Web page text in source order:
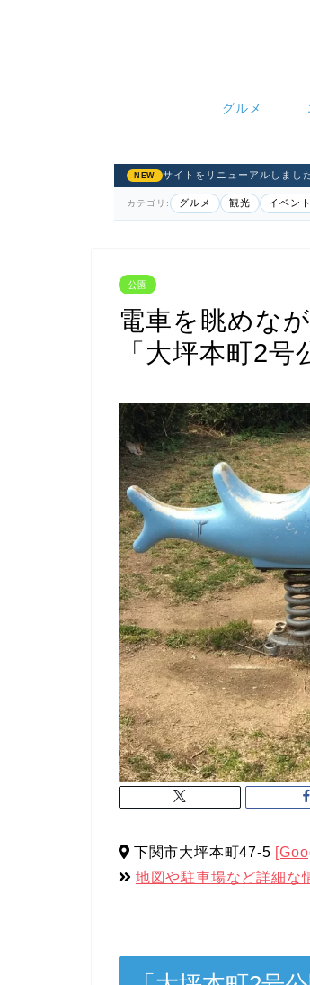
グルメ
NEW サイトをリニューアルしまし
カテゴリ: グルメ 観光 イベント
公園
電車を眺めな
「大坪本町2号
下関市大坪本町47-5
地図や駐車場など詳細な